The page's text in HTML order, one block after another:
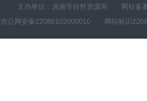
主办单位：洮南市自然资源局
网站备
吉公网安备22088102000010 网站标识